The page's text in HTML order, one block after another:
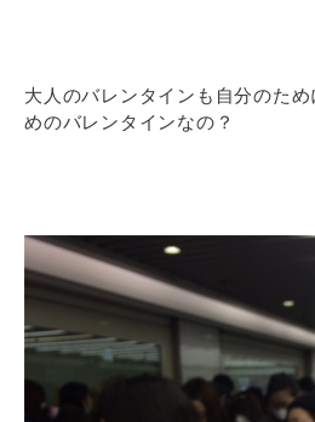
大人のバレンタインも自分のた
めのバレンタインなの？